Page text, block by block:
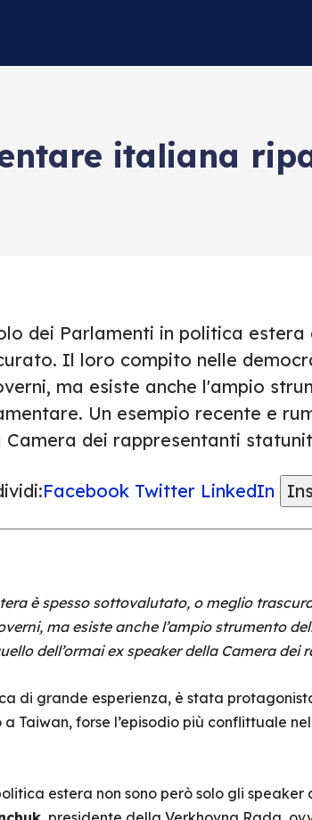
italiana
dei Parlamenti in politica
Il loro compito nelle
ma esiste anche l'ampio
Un esempio recente e
Camera dei rappresentanti
Facebook Twitter LinkedIn
è spesso sottovalutato, o meglio
ma esiste anche l’ampio strumento
dell’ormai ex speaker della Camera
di grande esperienza, è stata
Taiwan, forse l’episodio più conflittuale
estera non sono però solo gli speaker